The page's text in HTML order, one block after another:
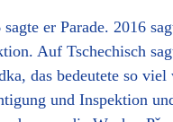
sagte er Parade. 2016
Auf Tschechisch
das bedeutete so viel
und Inspektion